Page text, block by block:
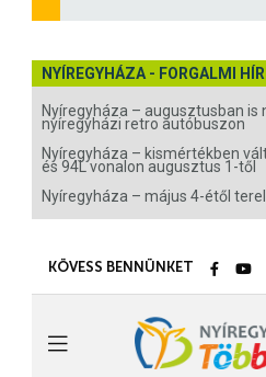
NYÍREGYHÁZA - FORGALMI
Nyíregyháza – augusztusban is
nyíregyházi retro autóbuszon
Nyíregyháza – kismértékben
és 94L vonalon augusztus 1-től
Nyíregyháza – május 4-étől